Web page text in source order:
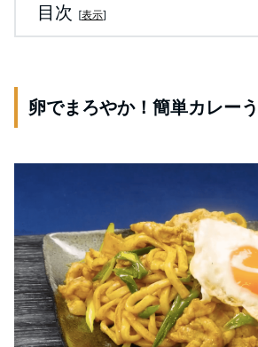
目次 [表示]
卵でまろやか！簡単カレー